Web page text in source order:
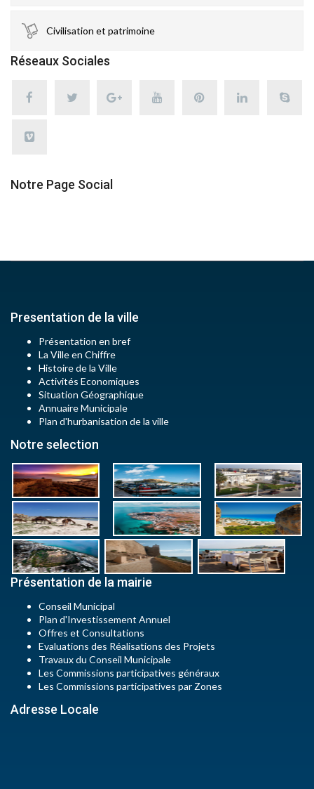
Civilisation et patrimoine
Réseaux Sociales
Notre Page Social
Presentation de la ville
Présentation en bref
La Ville en Chiffre
Histoire de la Ville
Activités Economiques
Situation Géographique
Annuaire Municipale
Plan d'hurbanisation de la ville
Notre selection
Présentation de la mairie
Conseil Municipal
Plan d'Investissement Annuel
Offres et Consultations
Evaluations des Réalisations des Projets
Travaux du Conseil Municipale
Les Commissions participatives généraux
Les Commissions participatives par Zones
Adresse Locale